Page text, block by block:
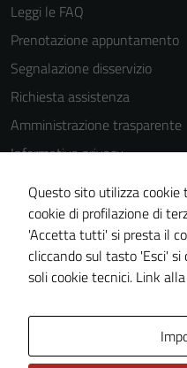
Leggi le FAQ
Prenotazione appuntamento
Segnalazione disservizio
Richiesta assistenza
Amministrazione trasparente
Informativa privacy
Cookie Policy
Note legali
Dichiarazione di accessibilità
Piano di miglioramento del
Questo sito utilizza cookie
cookie di profilazione di
'Accetta tutti' si presta il
cliccando sul tasto 'Esci'
soli cookie tecnici. Link